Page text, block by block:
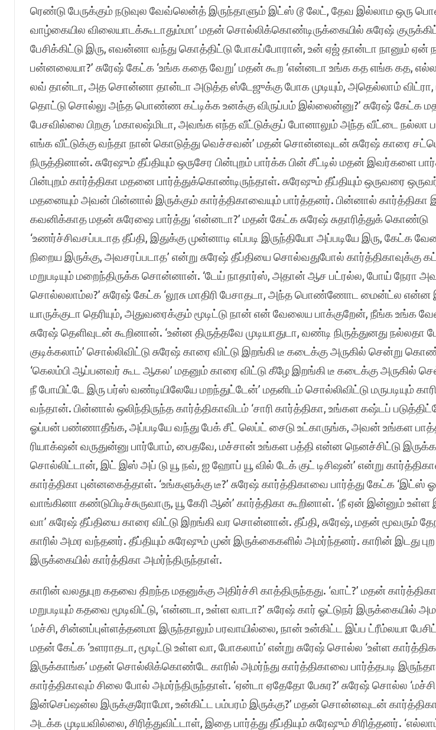
ரெண்டு பேருக்கும் நடுவுல வேவ்லென்த் இருந்தாளும் இட்ஸ் டூ லேட், தேவ இல்லாம ஒரு
வாழ்கையில விலையாடக்கூடாதும்மா’ மதன் சொல்லிக்கொண்டிருக்கையில் சுரேஷ்
பேசிக்கிட்டு இரு, எவன்னா வந்து கொத்திட்டு போகப்போரான், உன் ஏஜ் தான்டா நானும் ஏன்
பன்னலையா?’ சுரேஷ் கேட்க ‘உங்க கதை வேறு’ மதன் கூற ‘என்னடா உங்க கத எங்க கத,
லவ் தான்டா, அத சொன்னா தான்டா அடுத்த ஸ்டேஜுக்கு போக முடியும், அதெல்லாம் விட்ரா,
தொட்டு சொல்லு அந்த பொண்ண கட்டிக்க உனக்கு விருப்பம் இல்லைன்னு?’ சுரேஷ் கேட்க மதன்
பேசவில்லை பிறகு ‘மகாலஷ்மிடா, அவங்க எந்த வீட்டுக்குப் போனாலும் அந்த வீட்டை நல்லா
எங்க வீட்டுக்கு வந்தா நான் கொடுத்து வெச்சவன்’ மதன் சொன்னவுடன் சுரேஷ் காரை
நிருத்தினான். சுரேஷும் தீப்தியும் ஒருசேர பின்புறம் பார்க்க பின் சீட்டில் மதன் இவர்களை
பின்புறம் கார்த்திகா மதனை பார்த்துக்கொண்டிருந்தாள். சுரேஷும் தீப்தியும் ஒருவரை ஒருவர்
மதனையும் அவன் பின்னால் இருக்கும் கார்த்திகாவையும் பார்த்தனர். பின்னால் கார்த்திகா
கவனிக்காத மதன் சுரேஷை பார்த்து ‘என்னடா?’ மதன் கேட்க சுரேஷ் சுதாரித்துக் கொண்டு
‘உணர்ச்சிவசப்படாத தீப்தி, இதுக்கு முன்னாடி எப்படி இருந்தியோ அப்படியே இரு, கேட்க
நிறைய இருக்கு, அவசரப்படாத’ என்று சுரேஷ் தீப்தியை சொல்வதுபோல் கார்த்திகாவுக்கு
மறுபடியும் மறைந்திருக்க சொன்னான். ‘டேய் நாதார்ஸ், அதான் ஆச பட்ரல்ல, போய் நேரா
சொல்லலாம்ல?’ சுரேஷ் கேட்க ‘லூசு மாதிரி பேசாதடா, அந்த பொண்ணோட மைன்ட்ல என்ன
யாருக்குடா தெரியும், அதுவரைக்கும் மூடிட்டு நான் என் வேலைய பாக்குறேன், நீங்க உங்க
சுரேஷ் தெளிவுடன் கூறினான். ‘உன்ன திருத்தவே முடியாதுடா, வண்டி நிருத்துனது நல்லதா
குடிக்கலாம்’ சொல்லிவிட்டு சுரேஷ் காரை விட்டு இறங்கி டீ கடைக்கு அருகில் சென்று
‘கெலம்பி ஆப்பனவர் கூட ஆகல’ மதனும் காரை விட்டு கீழே இறங்கி டீ கடைக்கு அருகில்
நீ போயிட்டே இரு பர்ஸ் வண்டியிலேயே மறந்துட்டேன்’ மதனிடம் சொல்லிவிட்டு மருபடியும்
வந்தான். பின்னால் ஒலிந்திருந்த கார்த்திகாவிடம் ‘சாரி கார்த்திகா, உங்கள கஷ்டப்
ஓப்பன் பண்ணாதீங்க, அப்படியே வந்து பேக் சீட் லெப்ட் சைடு உட்காருங்க, அவன் உங்கள
ரியாக்‌ஷன் வருதுன்னு பார்போம், பைதவே, மச்சான் உங்கள பத்தி என்ன நெனச்சிட்டு
சொல்லிட்டான், இட் இஸ் அப் டு யூ நவ், ஐ ஹோப் யூ வில் டேக் குட் டிசிஷன்’ என்று
கார்த்திகா புன்னகைத்தாள். ‘உங்களுக்கு டீ?’ சுரேஷ் கார்த்திகாவை பார்த்து கேட்க ‘இட்ஸ்
வாங்கினா கண்டுபிடிச்சுருவாரு, யூ கேரி ஆன்’ கார்த்திகா கூறினாள். ‘நீ ஏன் இன்னும் உள்ள
வா’ சுரேஷ் தீப்தியை காரை விட்டு இறங்கி வர சொன்னான். தீப்தி, சுரேஷ், மதன் மூவரும்
காரில் அமர வந்தனர். தீப்தியும் சுரேஷும் முன் இருக்கைகளில் அமர்ந்தனர். காரின் இடது புற
இருக்கையில் கார்த்திகா அமர்ந்திருந்தாள்.
காரின் வலதுபுற கதவை திறந்த மதனுக்கு அதிர்ச்சி காத்திருந்தது. ‘வாட்?’ மதன்
மறுபடியும் கதவை மூடிவிட்டு, ‘என்னடா, உள்ள வாடா?’ சுரேஷ் கார் ஓட்டுநர் இருக்கையில்
‘மச்சி, சின்னப்புள்ளத்தனமா இருந்தாலும் பரவாயில்லை, நான் உன்கிட்ட இப்ப ட்ரீம்லயா
மதன் கேட்க ‘உளராதடா, மூடிட்டு உள்ள வா, போகலாம்’ என்று சுரேஷ் சொல்ல ‘உள்ள
இருக்காங்க’ மதன் சொல்லிக்கொண்டே காரில் அமர்ந்து கார்த்திகாவை பார்த்தபடி
கார்த்திகாவும் சிலை போல் அமர்ந்திருந்தாள். ‘ஏன்டா ஏதேதோ பேசுர?’ சுரேஷ் சொல்ல
இன்செப்ஷன்ல இருக்குரோமோ, உன்கிட்ட பம்பரம் இருக்கு?’ மதன் சொன்னவுடன்
அடக்க முடியவில்லை, சிரித்துவிட்டாள், இதை பார்த்து தீப்தியும் சுரேஷும் சிரித்தனர்.